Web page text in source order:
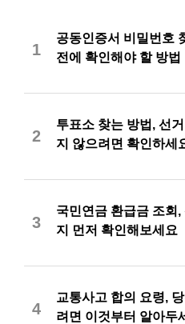
1
공동인증서 비밀번호
전에 확인해야 할 방법
2
투표소 찾는 방법, 선
지 않으려면 확인하세
3
국민연금 환급금 조회,
지 먼저 확인해보세요
4
교통사고 합의 요령,
려면 이것부터 알아두